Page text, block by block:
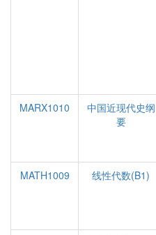
MARX1010
中国近现代史纲
要
MATH1009
线性代数(B1)